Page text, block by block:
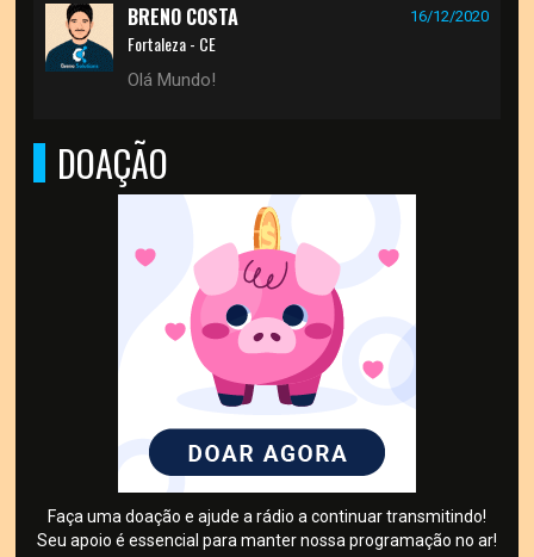
BRENO COSTA 16/12/2020
Fortaleza - CE
Olá Mundo!
DOAÇÃO
Faça uma doação e ajude a rádio a continuar transmitindo!
Seu apoio é essencial para manter nossa programação no ar!